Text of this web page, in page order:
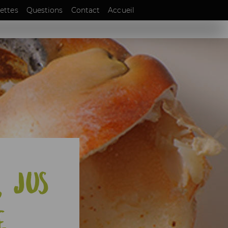
Questions Contact Accueil
jus